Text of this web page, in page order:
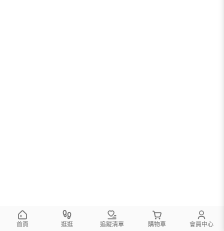
首頁 逛逛 追蹤清單 購物車 會員中心